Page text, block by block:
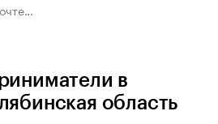
в
область